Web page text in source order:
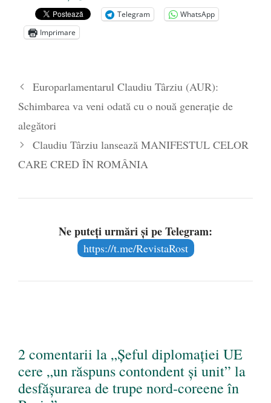
președintele Ucrainei, Volodymyr
Zelensky
- 13 mai 2026
Statul care servește Națiunea
poetului Octavian Goga, înlăturat din Iași
- 16 aprilie 2026
Telegram
WhatsApp
Imprimare
Europarlamentarul Claudiu Târziu (AUR):
Schimbarea va veni odată cu o nouă generație de
alegători
Claudiu Târziu lansează MANIFESTUL CELOR
CARE CRED ÎN ROMÂNIA
Ne puteți urmări și pe Telegram:
https://t.me/RevistaRost
2 comentarii la „Șeful diplomației UE
cere „un răspuns contondent şi unit” la
desfăşurarea de trupe nord-coreene în